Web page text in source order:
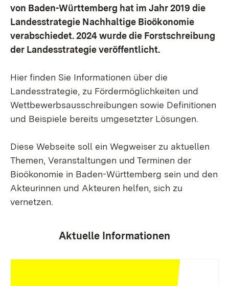
von Baden-Württemberg hat im Jahr 2019 die
Landesstrategie Nachhaltige Bioökonomie
verabschiedet. 2024 wurde die Forstschreibung
der Landesstrategie veröffentlicht.
Hier finden Sie Informationen über die
Landesstrategie, zu Fördermöglichkeiten und
Wettbewerbsausschreibungen sowie Definitionen
und Beispiele bereits umgesetzter Lösungen.
Diese Webseite soll ein Wegweiser zu aktuellen
Themen, Veranstaltungen und Terminen der
Bioökonomie in Baden-Württemberg sein und den
Akteurinnen und Akteuren helfen, sich zu
vernetzen.
Aktuelle Informationen